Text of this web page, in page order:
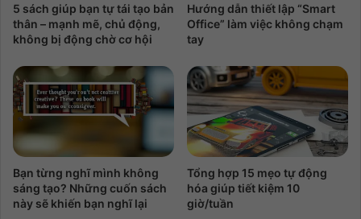
5 sách giúp bạn tự tái tạo bản
thân – mạnh mẽ, chủ động,
không bị động chờ cơ hội
Hướng dẫn thiết lập “Smart
Office” làm việc không chạm
tay
Bạn từng nghĩ mình không
sáng tạo? Những cuốn sách
này sẽ khiến bạn nghĩ lại
Tổng hợp 15 mẹo tự động
hóa giúp tiết kiệm 10
giờ/tuần